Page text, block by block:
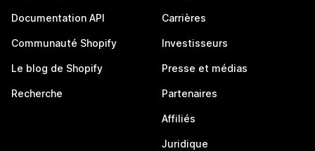
Documentation API
Communauté Shopify
Le blog de Shopify
Recherche
Carrières
Investisseurs
Presse et médias
Partenaires
Affiliés
Juridique